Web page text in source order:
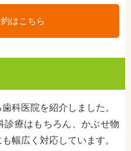
はこちら
科医院を紹介しました。
診療はもちろん、かぶせ物
幅広く対応しています。